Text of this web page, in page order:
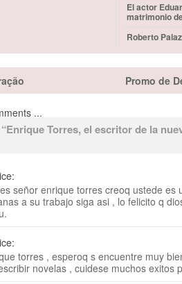
El actor
matrimonio
Roberto
Promo de
...
Enrique Torres, el escritor de la
señor enrique torres creoq ustede es
a su trabajo siga asi , lo felicito q
torres , esperoq s encuentre muy
novelas , cuidese muchos exitos